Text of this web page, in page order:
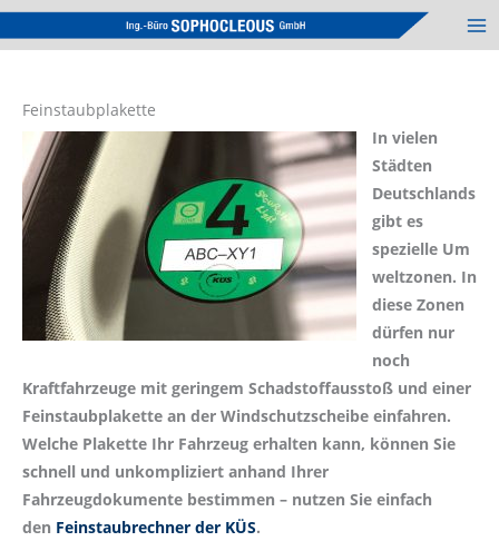
Zum
Inhalt
Feinstaubplakette
In vielen
Städten
Deutschlands
gibt es
spezielle Um
weltzonen. In
diese Zonen
dürfen nur
noch
Kraftfahrzeuge mit geringem Schadstoffausstoß und einer
Feinstaubplakette an der Windschutzscheibe einfahren.
Welche Plakette Ihr Fahrzeug erhalten kann, können Sie
schnell und unkompliziert anhand Ihrer
Fahrzeugdokumente bestimmen – nutzen Sie einfach
den Feinstaubrechner der KÜS.